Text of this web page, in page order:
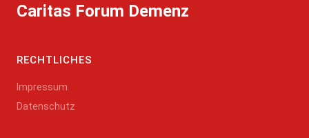
Caritas Forum Demenz
RECHTLICHES
Impressum
Datenschutz